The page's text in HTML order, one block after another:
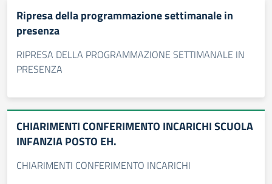
Ripresa della programmazione settimanale in
presenza
RIPRESA DELLA PROGRAMMAZIONE SETTIMANALE IN
PRESENZA
CHIARIMENTI CONFERIMENTO INCARICHI SCUOLA
INFANZIA POSTO EH.
CHIARIMENTI CONFERIMENTO INCARICHI